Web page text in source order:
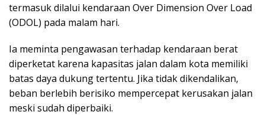
termasuk dilalui kendaraan Over Dimension Over Load
(ODOL) pada malam hari.
Ia meminta pengawasan terhadap kendaraan berat
diperketat karena kapasitas jalan dalam kota memiliki
batas daya dukung tertentu. Jika tidak dikendalikan,
beban berlebih berisiko mempercepat kerusakan jalan
meski sudah diperbaiki.